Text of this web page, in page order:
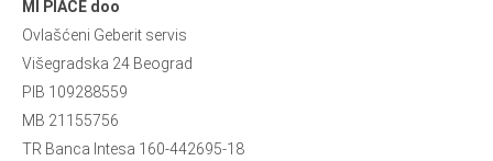
MI PIACE doo
Ovlašćeni Geberit servis
Višegradska 24 Beograd
PIB 109288559
MB 21155756
TR Banca Intesa 160-442695-18